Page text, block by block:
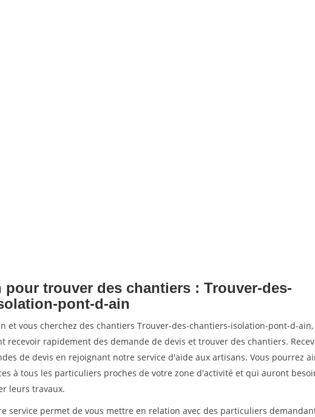
trouver des chantiers : Trouver-des-
pont-d-ain
et vous cherchez des chantiers Trouver-des-chantiers-isolation-pont-d-ain,
recevoir rapidement des demande de devis et trouver des chantiers.
de devis en rejoignant notre service d'aide aux artisans. Vous pourrez
à tous les particuliers proches de votre zone d'activité et qui auront
leurs travaux.
service permet de vous mettre en relation avec des particuliers